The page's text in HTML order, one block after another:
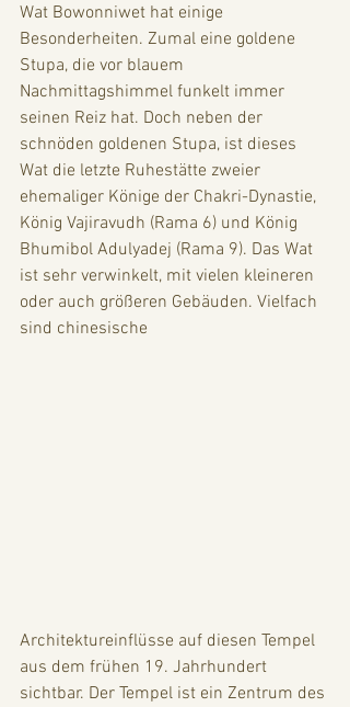
Wat Bowonniwet hat einige
Besonderheiten. Zumal eine goldene
Stupa, die vor blauem
Nachmittagshimmel funkelt immer
seinen Reiz hat. Doch neben der
schnöden goldenen Stupa, ist dieses
Wat die letzte Ruhestätte zweier
ehemaliger Könige der Chakri-Dynastie,
König Vajiravudh (Rama 6) und König
Bhumibol Adulyadej (Rama 9). Das Wat
ist sehr verwinkelt, mit vielen kleineren
oder auch größeren Gebäuden. Vielfach
sind chinesische
Architektureinflüsse auf diesen Tempel
aus dem frühen 19. Jahrhundert
sichtbar. Der Tempel ist ein Zentrum des